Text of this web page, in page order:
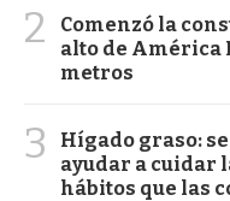
2
Comenzó la
alto de América
metros
3
Hígado graso:
ayudar a cuidar
hábitos que las